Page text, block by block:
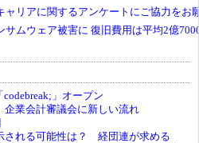
」オープン
企業会計審議会に新しい流れ
される可能性は？ 経団連が求める